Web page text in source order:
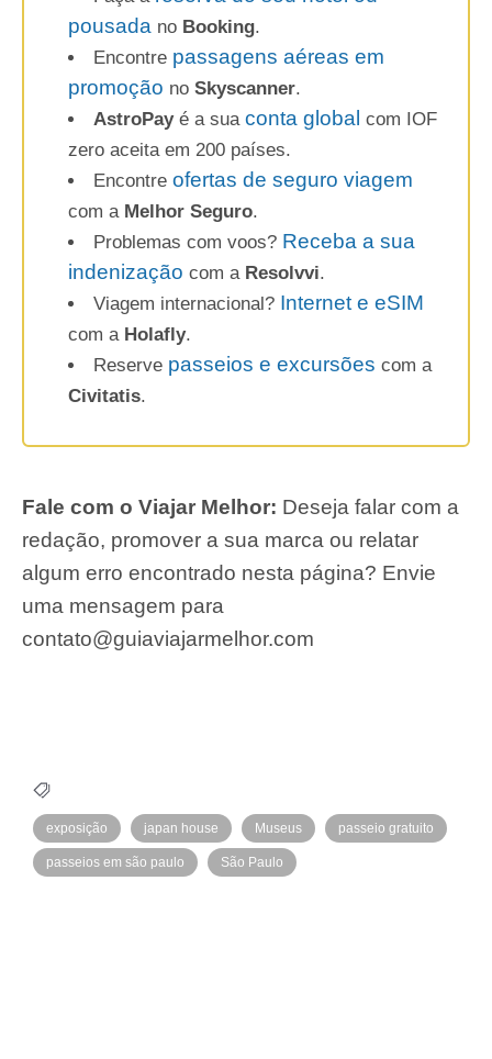
pousada no Booking.
Encontre passagens aéreas em
promoção no Skyscanner.
AstroPayé a sua conta global com IOF
zero aceita em 200 países.
Encontre ofertas de seguro viagem
com a Melhor Seguro.
Problemas com voos? Receba a sua
indenização com a Resolvvi.
Viagem internacional? Internet e eSIM
com a Holafly.
Reserve passeios e excursões com a
Civitatis.
Fale com o Viajar Melhor: Deseja falar com a
redação, promover a sua marca ou relatar
algum erro encontrado nesta página? Envie
uma mensagem para
contato@guiaviajarmelhor.com
exposição japan house Museus passeio gratuito
passeios em são paulo São Paulo